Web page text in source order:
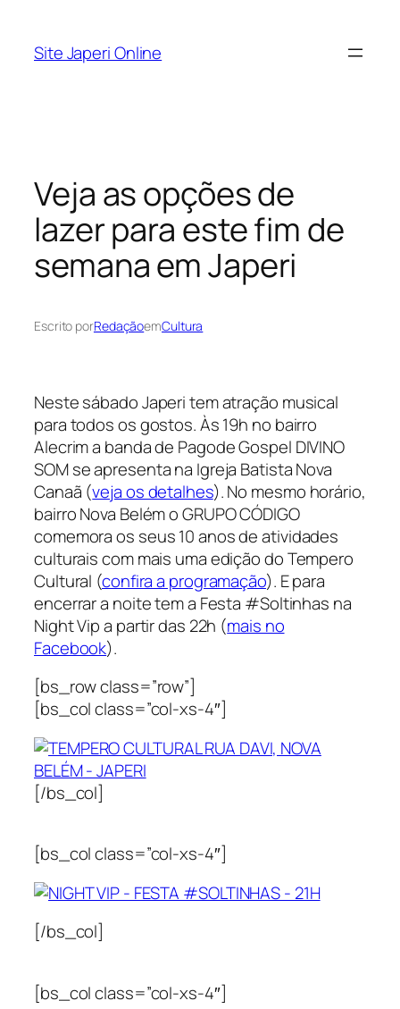
Site Japeri Online
Veja as opções de
lazer para este fim de
semana em Japeri
Escrito porRedaçãoemCultura
Neste sábado Japeri tem atração musical
para todos os gostos. Às 19h no bairro
Alecrim a banda de Pagode Gospel DIVINO
SOM se apresenta na Igreja Batista Nova
Canaã (veja os detalhes). No mesmo horário,
bairro Nova Belém o GRUPO CÓDIGO
comemora os seus 10 anos de atividades
culturais com mais uma edição do Tempero
Cultural (confira a programação). E para
encerrar a noite tem a Festa #Soltinhas na
Night Vip a partir das 22h (mais no
Facebook).
[bs_row class=”row”]
[bs_col class=”col-xs-4″]
[/bs_col]
[bs_col class=”col-xs-4″]
[/bs_col]
[bs_col class=”col-xs-4″]